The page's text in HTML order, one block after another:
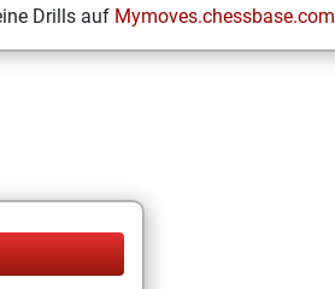
Drills auf Mymoves.chessbase.com